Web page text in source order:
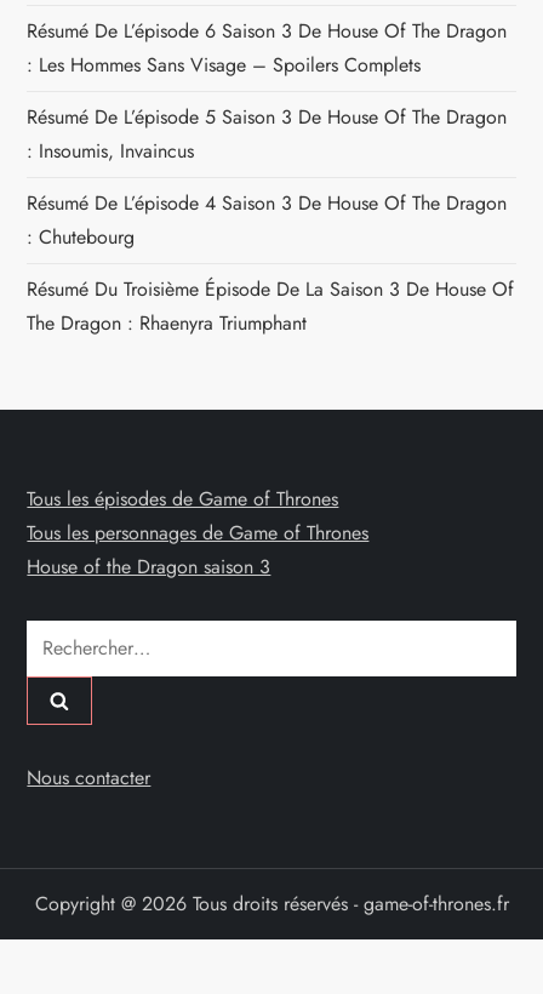
Résumé De L’épisode 6 Saison 3 De House Of The Dragon
: Les Hommes Sans Visage – Spoilers Complets
Résumé De L’épisode 5 Saison 3 De House Of The Dragon
: Insoumis, Invaincus
Résumé De L’épisode 4 Saison 3 De House Of The Dragon
: Chutebourg
Résumé Du Troisième Épisode De La Saison 3 De House Of
The Dragon : Rhaenyra Triumphant
Tous les épisodes de Game of Thrones
Tous les personnages de Game of Thrones
House of the Dragon saison 3
Rechercher :
Nous contacter
Copyright @ 2026 Tous droits réservés - game-of-thrones.fr